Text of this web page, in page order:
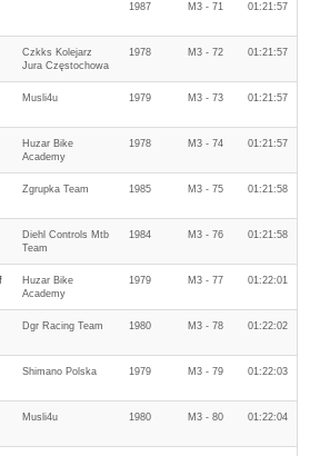
1987 M3 - 71 01:21:57
Czkks Kolejarz
Jura Częstochowa
1978 M3 - 72 01:21:57
Musli4u 1979 M3 - 73 01:21:57
Huzar Bike
Academy
1978 M3 - 74 01:21:57
Zgrupka Team 1985 M3 - 75 01:21:58
Diehl Controls Mtb
Team
1984 M3 - 76 01:21:58
Huzar Bike
Academy
1979 M3 - 77 01:22:01
Dgr Racing Team 1980 M3 - 78 01:22:02
Shimano Polska 1979 M3 - 79 01:22:03
Musli4u 1980 M3 - 80 01:22:04